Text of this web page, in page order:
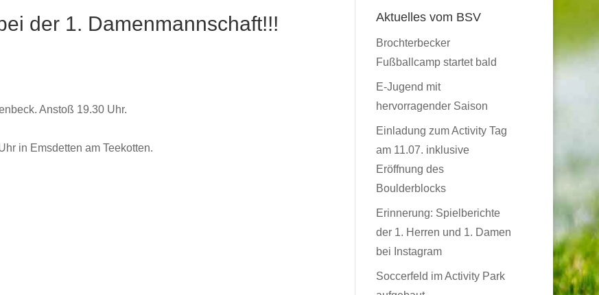
der 1. Damenmannschaft!!!
Anstoß 19.30 Uhr.
in Emsdetten am Teekotten.
Aktuelles vom BSV
Brochterbecker
Fußballcamp startet bald
E-Jugend mit
hervorragender Saison
Einladung zum Activity Tag
am 11.07. inklusive
Eröffnung des
Boulderblocks
Erinnerung: Spielberichte
der 1. Herren und 1. Damen
bei Instagram
Soccerfeld im Activity Park